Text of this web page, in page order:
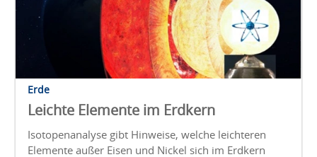
Erde
Leichte Elemente im Erdkern
Isotopenanalyse gibt Hinweise, welche leichteren
Elemente außer Eisen und Nickel sich im Erdkern